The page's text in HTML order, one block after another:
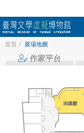
首頁 / 展場地圖
作家平台